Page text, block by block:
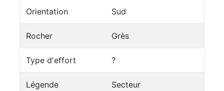
Orientation Sud
Rocher Grès
Type d'effort ?
Légende
Secteur